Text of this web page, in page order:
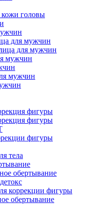
кожи головы
для мужчин
для мужчин
мужчин
мужчин
фигуры
фигуры
фигуры
тела
обертывание
коррекции фигуры
обертывание